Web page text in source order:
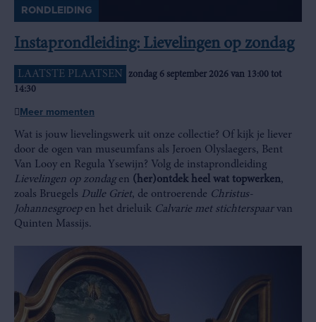
RONDLEIDING
Instaprondleiding: Lievelingen op zondag
LAATSTE PLAATSEN
zondag 6 september 2026 van 13:00 tot
14:30
Meer momenten
Wat is jouw lievelingswerk uit onze collectie? Of kijk je liever
door de ogen van museumfans als Jeroen Olyslaegers, Bent
Van Looy en Regula Ysewijn? Volg de instaprondleiding
Lievelingen op zondagen (her)ontdek heel wat topwerken,
zoals Bruegels Dulle Griet, de ontroerende Christus-
Johannesgroepen het drieluik Calvarie met stichterspaarvan
Quinten Massijs.